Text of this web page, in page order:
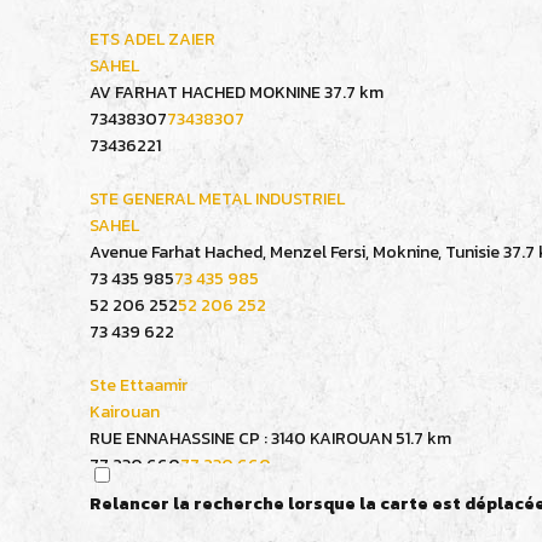
ETS ADEL ZAIER
SAHEL
AV FARHAT HACHED MOKNINE37.7 km
7343830773438307
73436221
STE GENERAL METAL INDUSTRIEL
SAHEL
Avenue Farhat Hached, Menzel Fersi, Moknine, Tunisie37.7
73 435 98573 435 985
52 206 25252 206 252
73 439 622
Ste Ettaamir
Kairouan
RUE ENNAHASSINE CP : 3140 KAIROUAN51.7 km
77 230 66077 230 660
23 455 715
23 455 715
Relancer la recherche lorsque la carte est